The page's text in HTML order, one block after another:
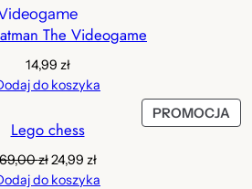
The Videogame
14,99 zł
do koszyka
PROMOCJA
W
Lego chess
złPierwotna
cena
24,99 złAktualna
cena
do koszyka